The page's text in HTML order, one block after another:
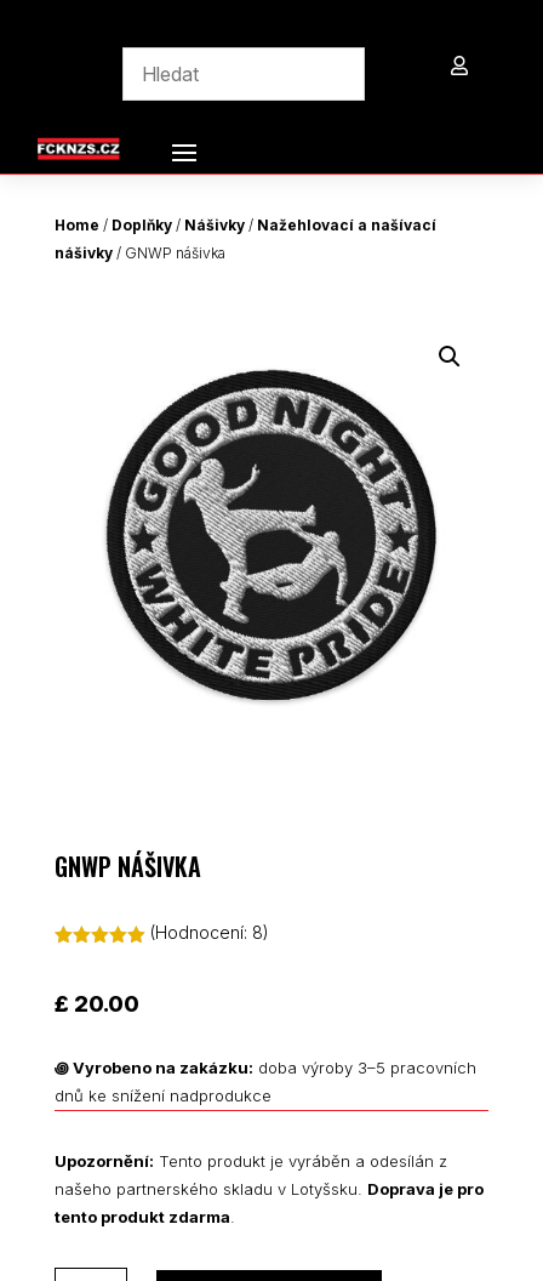

Home / Doplňky/ Nášivky/ Nažehlovací a našívací
nášivky/ GNWP nášivka
GNWP NÁŠIVKA
základě
hodnocení
(Hodnocení: 8)
£ 20.00
꩜Vyrobeno na zakázku: doba výroby 3–5 pracovních
dnů ke snížení nadprodukce
Upozornění: Tento produkt je vyráběn a odesílán z
našeho partnerského skladu v Lotyšsku. Doprava je pro
tento produkt zdarma